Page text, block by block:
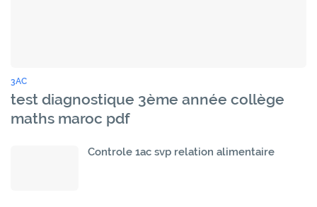
3AC
test diagnostique 3ème année collège
maths maroc pdf
Controle 1ac svp relation alimentaire